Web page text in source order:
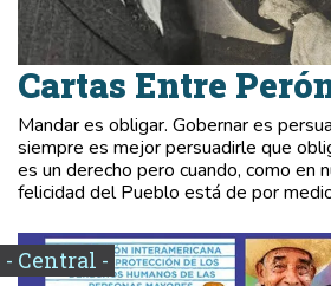
Cartas Entre
Mandar es obligar. Gobernar es
siempre es mejor persuadirle que
es un derecho pero cuando, como en
felicidad del Pueblo está de por
- Central -